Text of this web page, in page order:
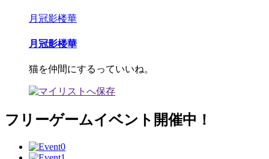
月冠影楼華
月冠影楼華
猫を仲間にするっていいね。
フリーゲームイベント開催中！